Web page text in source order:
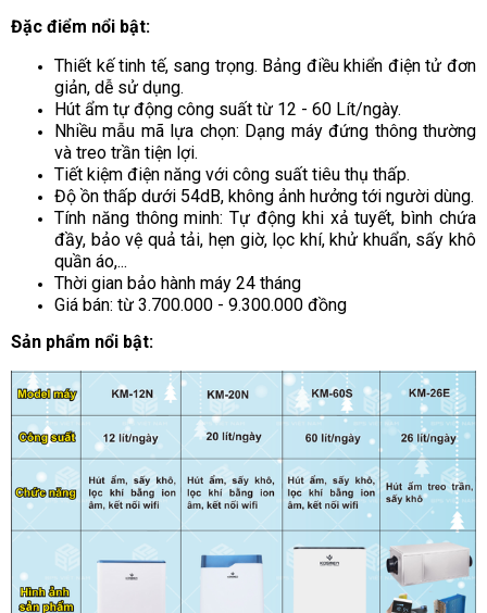
Đặc điểm nổi bật:
Thiết kế tinh tế, sang trọng. Bảng điều khiển điện tử đơn
giản, dễ sử dụng.
Hút ẩm tự động công suất từ 12 - 60 Lít/ngày.
Nhiều mẫu mã lựa chọn: Dạng máy đứng thông thường
và treo trần tiện lợi.
Tiết kiệm điện năng với công suất tiêu thụ thấp.
Độ ồn thấp dưới 54dB, không ảnh hưởng tới người dùng.
Tính năng thông minh: Tự động khi xả tuyết, bình chứa
đầy, bảo vệ quả tải, hẹn giờ, lọc khí, khử khuẩn, sấy khô
quần áo,...
Thời gian bảo hành máy 24 tháng
Giá bán: từ 3.700.000 - 9.300.000 đồng
Sản phẩm nổi bật: